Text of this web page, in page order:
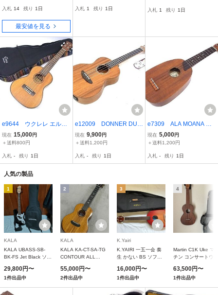
チューナー 付属
入札 14 残り 1日
最安値を見る
グ付き
入札 1 残り 1日
動作出音確認済 状態良好
入札 1 残り 1日
e9644 ウクレレ エルビ
ス Elvis FIVE-O LIMITED
1991 弦楽器 ソフトケー
現在 15,000円
＋送料800円
入札 - 残り 1日
e12009 DONNER DUT-
405 ドナー ウクレレ 弦楽
器 通電未確認
現在 9,900円
＋送料1,200円
入札 - 残り 1日
e7309 ALA MOANA ア
ラモアナ ウクレレ UK-16
0P パイナップル型 未整
現在 5,000円
＋送料1,200円
入札 - 残り 1日
人気の製品
1
KALA
KALA UBASS-SB-
BK-FS Jet Black ソリ
ギグバッグ付
29,800円〜
1件出品中
2
KALA
KALA KA-CT-SA-TG
CONTOUR ALL
ACACIA TENOR カラ
テナー ウクレレ ソリ
ッドアカシア オール
55,000円〜
2件出品中
3
K.Yairi
K.YAIRI 一五一会 奏
生 かない BS ソフト
16,000円〜
1件出品中
4
Martin C1K Uke マ
チン コンサートウク
63,500円〜
1件出品中